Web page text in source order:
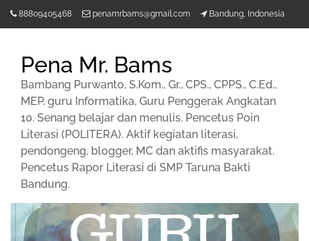
88809405468 penamrbams@gmail.com Bandung, Indonesia
Pena Mr. Bams
Bambang Purwanto, S.Kom., Gr., CPS., CPPS., C.Ed.,
MEP. guru Informatika, Guru Penggerak Angkatan
10. Senang belajar dan menulis. Pencetus Poin
Literasi (POLITERA). Aktif kegiatan literasi,
pendongeng, blogger, MC dan aktifis masyarakat.
Pencetus Rapor Literasi di SMP Taruna Bakti
Bandung.